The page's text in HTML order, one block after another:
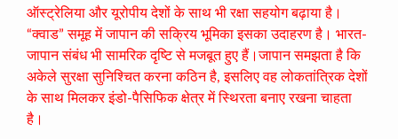
ऑस्ट्रेलिया और यूरोपीय देशों के साथ भी रक्षा सहयोग बढ़ाया है।
“क्वाड” समूह में जापान की सक्रिय भूमिका इसका उदाहरण है। भारत-
जापान संबंध भी सामरिक दृष्टि से मजबूत हुए हैं।जापान समझता है कि
अकेले सुरक्षा सुनिश्चित करना कठिन है, इसलिए वह लोकतांत्रिक देशों
के साथ मिलकर इंडो-पैसिफिक क्षेत्र में स्थिरता बनाए रखना चाहता
है।